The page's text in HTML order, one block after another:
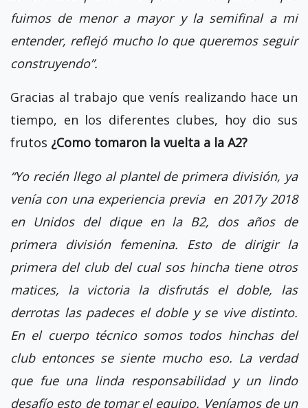
fuimos de menor a mayor y la semifinal a mi
entender, reflejó mucho lo que queremos seguir
construyendo”.
Gracias al trabajo que venís realizando hace un
tiempo, en los diferentes clubes, hoy dio sus
frutos ¿Como tomaron la vuelta a la A2?
“Yo recién llego al plantel de primera división, ya
venía con una experiencia previa en 2017y 2018
en Unidos del dique en la B2, dos años de
primera división femenina. Esto de dirigir la
primera del club del cual sos hincha tiene otros
matices, la victoria la disfrutás el doble, las
derrotas las padeces el doble y se vive distinto.
En el cuerpo técnico somos todos hinchas del
club entonces se siente mucho eso. La verdad
que fue una linda responsabilidad y un lindo
desafío esto de tomar el equipo. Veníamos de un